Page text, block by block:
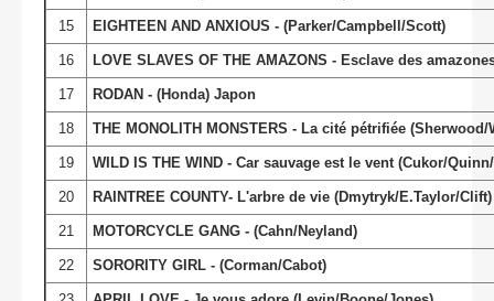
15 EIGHTEEN AND ANXIOUS - (Parker/Campbell/Scott)
16 LOVE SLAVES OF THE AMAZONS - Esclave des
17 RODAN - (Honda) Japon
18 THE MONOLITH MONSTERS - La cité pétrifiée
19 WILD IS THE WIND - Car sauvage est le vent (Cukor/
20 RAINTREE COUNTY- L'arbre de vie (Dmytryk/E.Taylor/Clift)
21 MOTORCYCLE GANG - (Cahn/Neyland)
22 SORORITY GIRL - (Corman/Cabot)